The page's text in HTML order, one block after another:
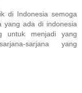
di Indonesia semoga
yang ada di indonesia
untuk menjadi yang
sarjana yang